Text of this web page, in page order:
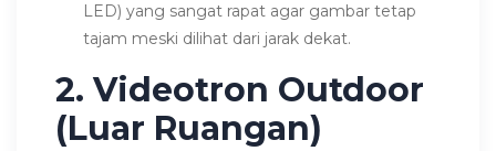
LED) yang sangat rapat agar gambar tetap
tajam meski dilihat dari jarak dekat.
2. Videotron Outdoor
(Luar Ruangan)